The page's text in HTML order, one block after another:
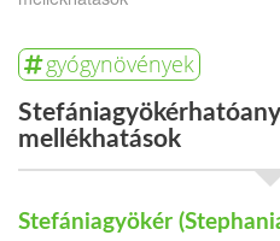
gyógynövények
mellékhatások
Stefániagyökér